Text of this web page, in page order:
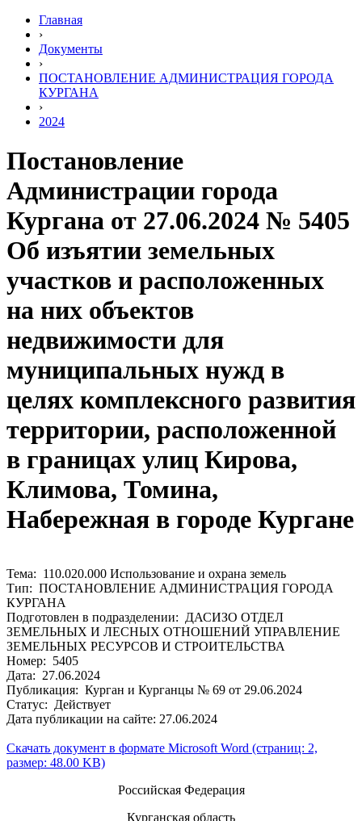
Главная
›
Документы
›
ПОСТАНОВЛЕНИЕ АДМИНИСТРАЦИЯ ГОРОДА
КУРГАНА
›
2024
Постановление
Администрации города
Кургана от 27.06.2024 № 5405
Об изъятии земельных
участков и расположенных
на них объектов
недвижимости для
муниципальных нужд в
целях комплексного развития
территории, расположенной
в границах улиц Кирова,
Климова, Томина,
Набережная в городе Кургане
Тема: 110.020.000 Использование и охрана земель
Тип: ПОСТАНОВЛЕНИЕ АДМИНИСТРАЦИЯ ГОРОДА
КУРГАНА
Подготовлен в подразделении: ДАСИЗО ОТДЕЛ
ЗЕМЕЛЬНЫХ И ЛЕСНЫХ ОТНОШЕНИЙ УПРАВЛЕНИЕ
ЗЕМЕЛЬНЫХ РЕСУРСОВ И СТРОИТЕЛЬСТВА
Номер: 5405
Дата: 27.06.2024
Публикация: Курган и Курганцы № 69 от 29.06.2024
Статус: Действует
Дата публикации на сайте: 27.06.2024
Скачать документ в формате Microsoft Word (страниц: 2,
размер: 48.00 KB)
Российская Федерация
Курганская область